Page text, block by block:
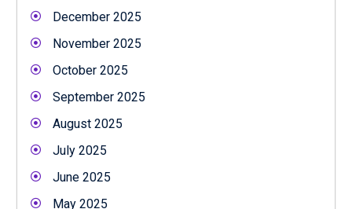
December 2025
November 2025
October 2025
September 2025
August 2025
July 2025
June 2025
May 2025